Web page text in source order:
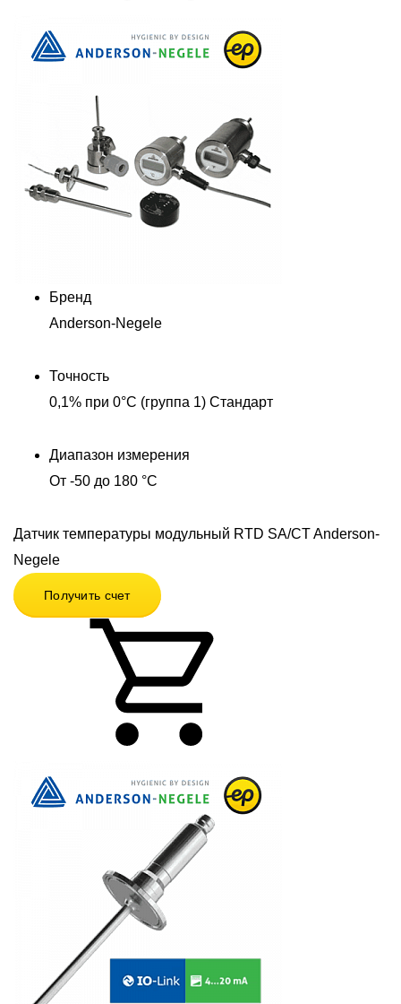
Бренд
Anderson-Negele
Точность
0,1% при 0°C (группа 1) Стандарт
Диапазон измерения
От -50 до 180 °C
Датчик температуры модульный RTD SA/CT Anderson-
Negele
Получить счет